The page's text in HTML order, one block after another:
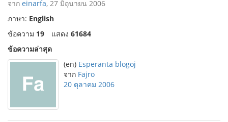
จาก einarfa, 27 มิถุนายน 2006
ภาษา: English
ข้อความ 19 แสดง 61684
ข้อความล่าสุด
(en) Esperanta blogoj
จาก Fajro
20 ตุลาคม 2006